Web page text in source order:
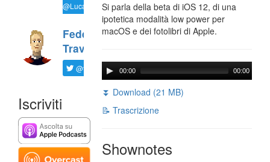
@LucaTNT
Federico
Travaini
@ftrava
Iscriviti
Si parla della beta di iOS 12, di una
ipotetica modalità low power per
macOS e dei fotolibri di Apple.
00:00 00:00
⏬ Download (21 MB)
📝 Trascrizione
Shownotes